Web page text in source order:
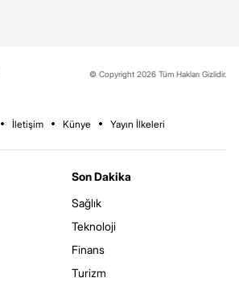
© Copyright 2026 Tüm Hakları Gizlidir.
İletişim Künye Yayın İlkeleri
Son Dakika
Sağlık
Teknoloji
Finans
Turizm